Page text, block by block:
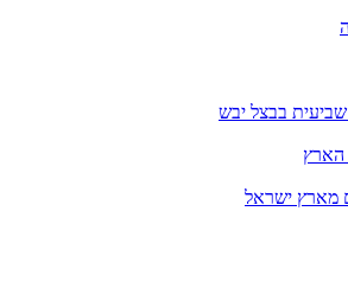
בבצל יבש
הארץ
מארץ ישראל